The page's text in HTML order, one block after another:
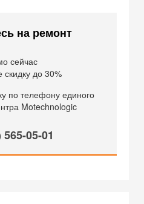
на ремонт
сейчас
скидку до 30%
по телефону единого
Motechnologic
05-01